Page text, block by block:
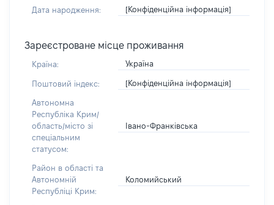
Дата народження: [Конфіденційна інформація]
Зареєстроване місце проживання
Країна: Україна
Поштовий індекс: [Конфіденційна інформація]
Автономна
Республіка Крим/
область/місто зі
спеціальним
статусом:
Івано-Франківська
Район в області та
Автономній
Республіці Крим:
Коломийський